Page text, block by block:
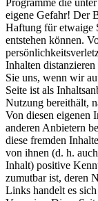
eigene Gefahr! Der
Haftung für etwaige
entstehen können.
Inhalten
Sie uns, wenn wir
Seite ist als
Nutzung bereithält,
Von diesen eigenen
anderen Anbietern
diese fremden
von ihnen (d. h.
Inhalt) positive
zumutbar ist, deren
Links handelt es